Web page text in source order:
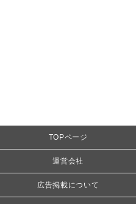
TOPページ
運営会社
広告掲載について